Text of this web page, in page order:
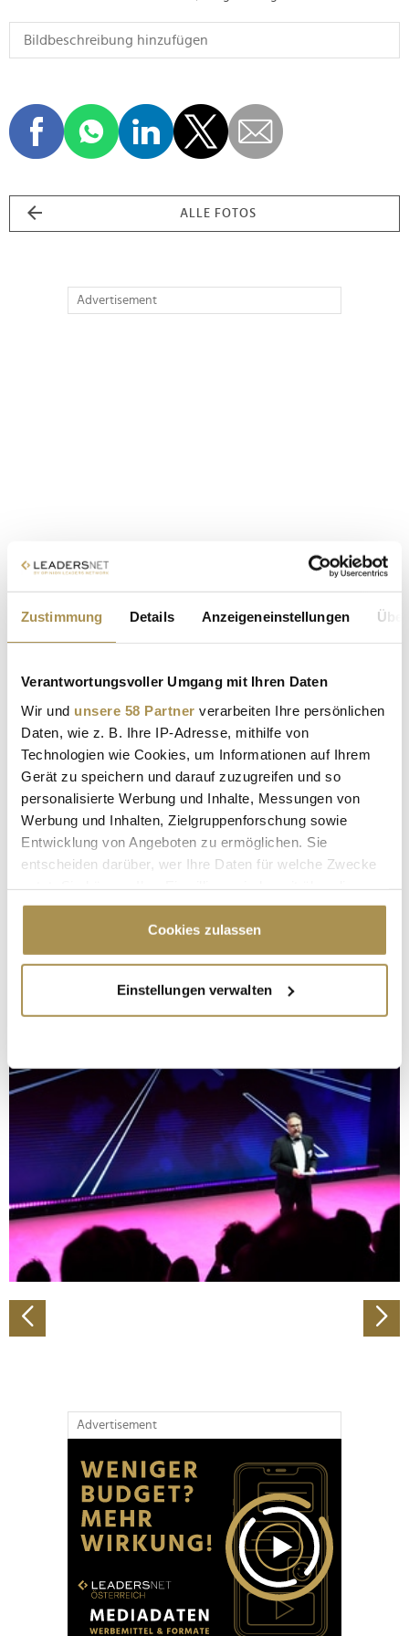
Zustimmung Details Anzeigeneinstellungen
Verantwortungsvoller Umgang mit Ihren Daten
Wir und unsere 58 Partner verarbeiten Ihre persönlichen
Daten, wie z. B. Ihre IP-Adresse, mithilfe von
Technologien wie Cookies, um Informationen auf Ihrem
Gerät zu speichern und darauf zuzugreifen und so
personalisierte Werbung und Inhalte, Messungen von
Werbung und Inhalten, Zielgruppenforschung sowie
Entwicklung von Angeboten zu ermöglichen. Sie
entscheiden darüber, wer Ihre Daten für welche Zwecke
Cookie-Erklärung oder durch Klicken auf das Privacy
Trigger Symbol ändern oder widerrufen
Informationen über Ihre geografische Lage
erfassen, welche bis auf einige Meter genau sein
bestimmten Merkmalen (Fingerprinting) identifizieren
Erfahren Sie mehr darüber, wie Ihre persönlichen Daten
verarbeitet werden, und legen Sie Ihre Präferenzen im
Abschnitt Einzelheiten
fest.
Wir verwenden Cookies, um Inhalte und Anzeigen zu
personalisieren, Funktionen für soziale Medien anbieten
zu können und die Zugriffe auf unsere Website zu
analysieren. Außerdem geben wir Informationen zu Ihrer
Verwendung unserer Website an unsere Partner für
soziale Medien, Werbung und Analysen weiter. Unsere
Partner führen diese Informationen möglicherweise mit
Cookies zulassen
Einstellungen verwalten
ALLE FOTOS
Advertisement
Advertisement